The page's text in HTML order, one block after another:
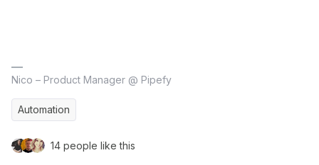
Nico – Product Manager @ Pipefy
Automation
14 people like this